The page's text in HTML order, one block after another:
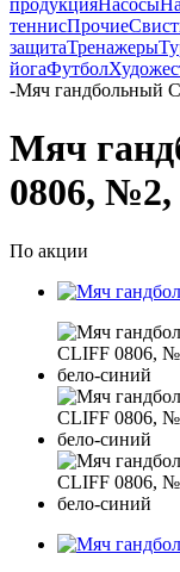
продукцияНасосы
теннисПрочие
защитаТренажеры
йогаФутбол
-Мяч гандбольный
Мяч
0806, №2,
По акции